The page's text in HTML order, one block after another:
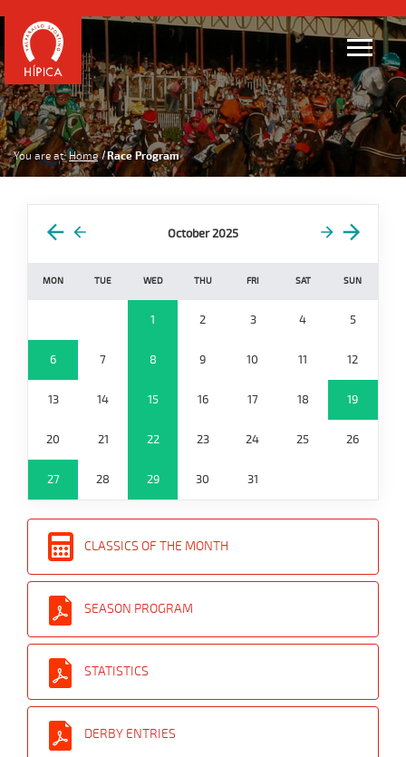
You are at: Home Race Program
October 2025
MON TUE WED THU FRI SAT SUN
1 2 3 4 5
6 7 8 9 10 11 12
13 14 15 16 17 18 19
20 21 22 23 24 25 26
27 28 29 30 31
CLASSICS OF THE MONTH
SEASON PROGRAM
STATISTICS
DERBY ENTRIES